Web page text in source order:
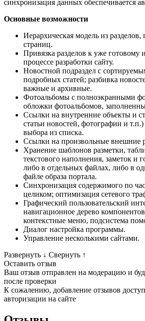
синхронизация данных обеспечивается
Основные возможности
Иерархическая модель из разделов,
страниц.
Привязка разделов к уже готовому
процессе разработки сайту.
Новостной подраздел с
подробных статей; разбивка
важные и архивные.
Фотоальбомы с полноэкранными
обложки фотоальбомов,
Ссылки на внутренние объекты и
статьи новостей, фотографии и
выбора из списка.
Ссылки на произвольные внешние
Хранение шаблонов разметки,
текстового наполнения, заметок и
либо в отдельных файлах, либо в
файле образа портала.
Синхронизация содержимого по
целиком; оптимизация сетевого
Графический пользовательский
навигационное дерево
контекстные меню, подсистема
Диалог настройка программы.
Управление несколькими сайтами.
Развернуть ↓ Свернуть ↑
Оставить отзыв
Ваш отзыв отправлен на модерацию и
после проверки
К сожалению, добавление отзывов
авторизации на сайте